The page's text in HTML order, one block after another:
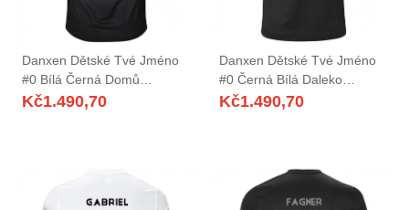
Danxen Dětské Tvé Jméno
#0 Bílá Černá Domů
Hráčské Dresy 2025/26 Dres
Kč1.490,70
Danxen Dětské Tvé Jméno
#0 Černá Bílá Daleko
Hráčské Dresy 2025/26 Dres
Kč1.490,70